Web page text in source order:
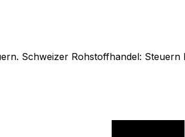
Schweizer Rohstoffhandel: